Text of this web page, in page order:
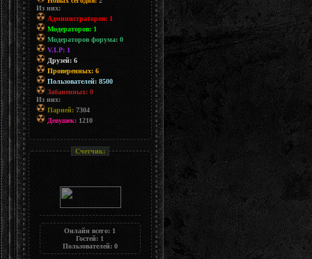
Из них:
Администраторов: 1
Модераторов: 1
Модераторов форума: 0
V.I.P: 1
Друзей: 6
Проверенных: 6
Пользователей: 8500
Забаненных: 0
Из них:
Парней:7304
Девушек:1210
Счетчик:
Онлайн всего: 1
Гостей: 1
Пользователей: 0